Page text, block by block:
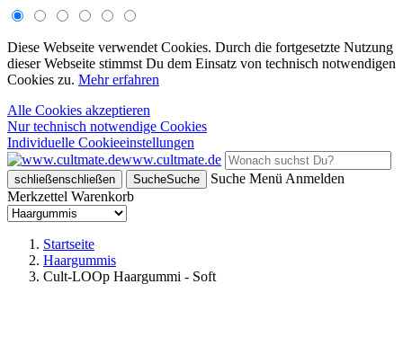
Diese Webseite verwendet Cookies. Durch die fortgesetzte Nutzung
dieser Webseite stimmst Du dem Einsatz von technisch notwendigen
Cookies zu. Mehr erfahren
Alle Cookies akzeptieren
Nur technisch notwendige Cookies
Individuelle Cookieeinstellungen
www.cultmate.de
schließenschließen SucheSuche Suche Menü Anmelden
Merkzettel Warenkorb
Startseite
Haargummis
Cult-LOOp Haargummi - Soft